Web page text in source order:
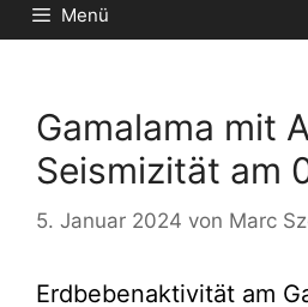
Menü
Gamalama mit
Seismizität am
5. Januar 2024 von Marc
Erdbebenaktivität am